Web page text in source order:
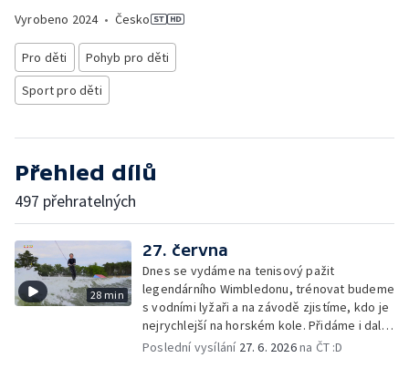
Vyrobeno 2024• Česko
Pro děti
Pohyb pro děti
Sport pro děti
Přehled dílů
497 přehratelných
28 min
27. června
Dnes se vydáme na tenisový pažit
legendárního Wimbledonu, trénovat budeme
s vodními lyžaři a na závodě zjistíme, kdo je
nejrychlejší na horském kole. Přidáme i další
sportovní hrdiny nebo soutěž o cenu Lvíčat.
Poslední vysílání 27. 6. 2026na ČT :D